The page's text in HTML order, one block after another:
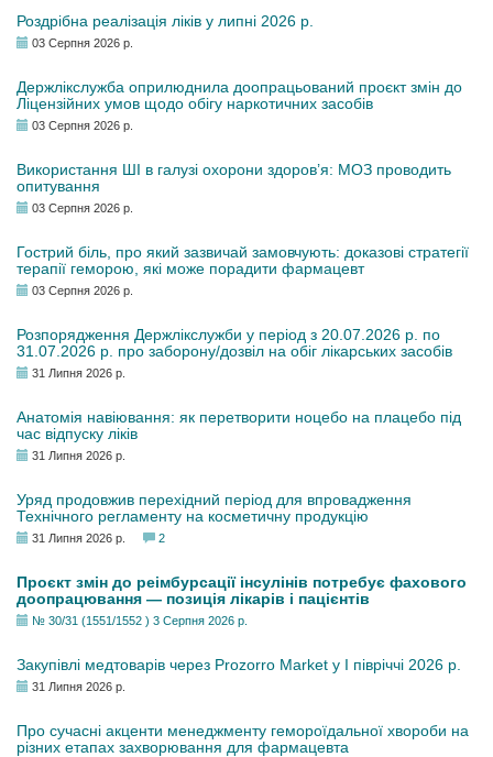
Роздрібна реалізація ліків у липні 2026 р.
03 Серпня 2026 р.
Держлікслужба оприлюднила доопрацьований проєкт змін до
Ліцензійних умов щодо обігу наркотичних засобів
03 Серпня 2026 р.
Використання ШІ в галузі охорони здоров’я: МОЗ проводить
опитування
03 Серпня 2026 р.
Гострий біль, про який зазвичай замовчують: доказові стратегії
терапії геморою, які може порадити фармацевт
03 Серпня 2026 р.
Розпорядження Держлікслужби у період з 20.07.2026 р. по
31.07.2026 р. про заборону/дозвіл на обіг лікарських засобів
31 Липня 2026 р.
Анатомія навіювання: як перетворити ноцебо на плацебо під
час відпуску ліків
31 Липня 2026 р.
Уряд продовжив перехідний період для впровадження
Технічного регламенту на косметичну продукцію
31 Липня 2026 р. 2
Проєкт змін до реімбурсації інсулінів потребує фахового
доопрацювання — позиція лікарів і пацієнтів
№ 30/31 (1551/1552 ) 3 Серпня 2026 р.
Закупівлі медтоварів через Prozorro Market у I півріччі 2026 р.
31 Липня 2026 р.
Про сучасні акценти менеджменту гемороїдальної хвороби на
різних етапах захворювання для фармацевта